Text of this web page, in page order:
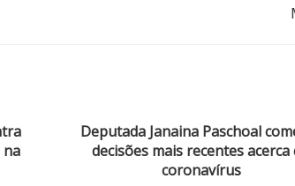
na
Deputada Janaina Paschoal
decisões mais recentes acerca
coronavírus